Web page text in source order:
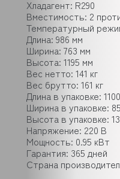
Хладагент: R290
Вместимость: 2
Температурный
Длина: 986 мм
Ширина: 763 мм
Высота: 1195 мм
Вес нетто: 141 кг
Вес брутто: 161 кг
Длина в упаковке:
Ширина в упаковке:
Высота в упаковке:
Напряжение: 220 В
Мощность: 0.95 кВт
Гарантия: 365 дней
Страна